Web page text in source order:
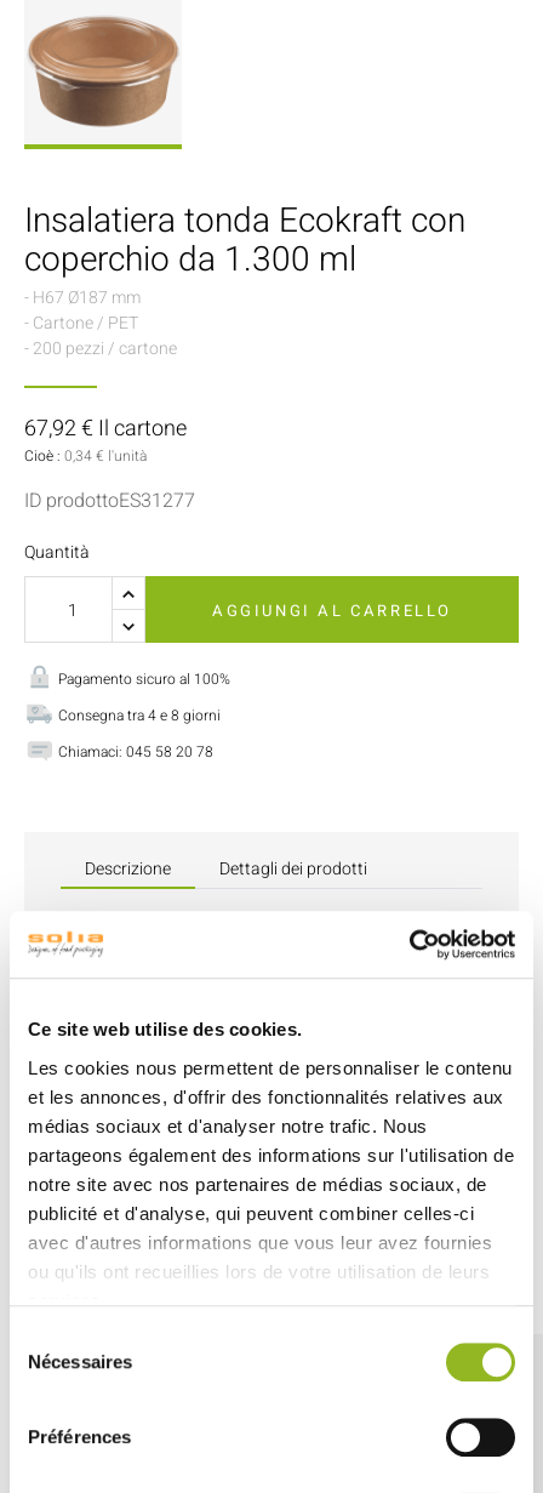
Ce site web utilise des cookies.
Les cookies nous permettent de personnaliser le contenu
et les annonces, d'offrir des fonctionnalités relatives aux
médias sociaux et d'analyser notre trafic. Nous
partageons également des informations sur l'utilisation de
notre site avec nos partenaires de médias sociaux, de
publicité et d'analyse, qui peuvent combiner celles-ci
avec d'autres informations que vous leur avez fournies
ou qu'ils ont recueillies lors de votre utilisation de leurs
Nécessaires
Préférences
Insalatiera tonda Ecokraft con
coperchio da 1.300 ml
- H67 Ø187 mm
- Cartone / PET
- 200 pezzi / cartone
67,92 € Il cartone
Cioè : 0,34 € l'unità
ID prodottoES31277
Quantità
AGGIUNGI AL CARRELLO
Pagamento sicuro al 100%
Consegna tra 4 e 8 giorni
Chiamaci: 045 58 20 78
Descrizione Dettagli dei prodotti
Scopri la ciotola rotonda Ecokraft da 1300 ml
, ideale per
i tuoipiatti abbondanti
presentazione elegante e naturale
perfetta perpiatti caldi,gratinati oinsalate.
La sua base è progettata perresistere al microondeo al
forno
Découvrez aussi